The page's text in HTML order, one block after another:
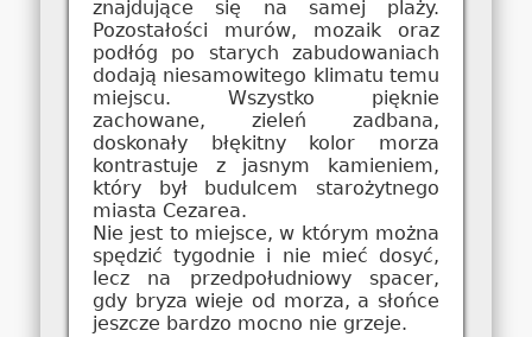
znajdujące się na samej plaży.
Pozostałości murów, mozaik oraz
podłóg po starych zabudowaniach
dodają niesamowitego klimatu temu
miejscu. Wszystko pięknie
zachowane, zieleń zadbana,
doskonały błękitny kolor morza
kontrastuje z jasnym kamieniem,
który był budulcem starożytnego
miasta Cezarea.
Nie jest to miejsce, w którym można
spędzić tygodnie i nie mieć dosyć,
lecz na przedpołudniowy spacer,
gdy bryza wieje od morza, a słońce
jeszcze bardzo mocno nie grzeje.